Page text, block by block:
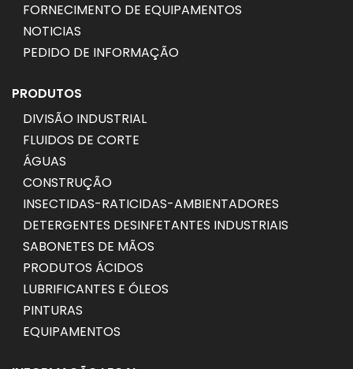
FORNECIMENTO DE EQUIPAMENTOS
NOTICIAS
PEDIDO DE INFORMAÇÃO
PRODUTOS
DIVISÃO INDUSTRIAL
FLUIDOS DE CORTE
ÁGUAS
CONSTRUÇÃO
INSECTIDAS-RATICIDAS-AMBIENTADORES
DETERGENTES DESINFETANTES INDUSTRIAIS
SABONETES DE MÃOS
PRODUTOS ÁCIDOS
LUBRIFICANTES E ÓLEOS
PINTURAS
EQUIPAMENTOS